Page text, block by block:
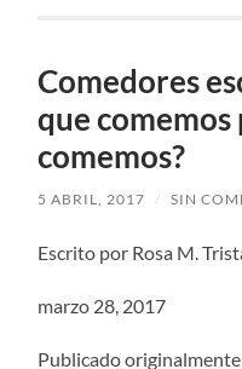
Comedores
que
comemos?
5 ABRIL, 2017 / SIN
Escrito por Rosa M.
marzo 28, 2017
Publicado